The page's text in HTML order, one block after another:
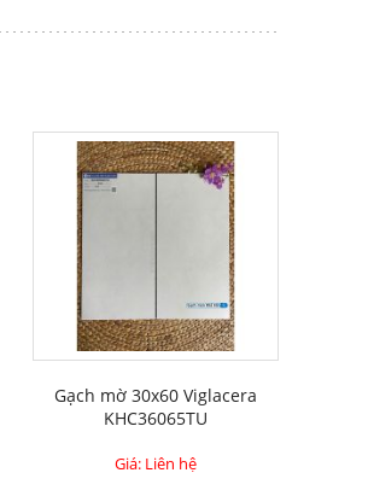
Gạch mờ 30x60 Viglacera
KHC36065TU
Giá: Liên hệ